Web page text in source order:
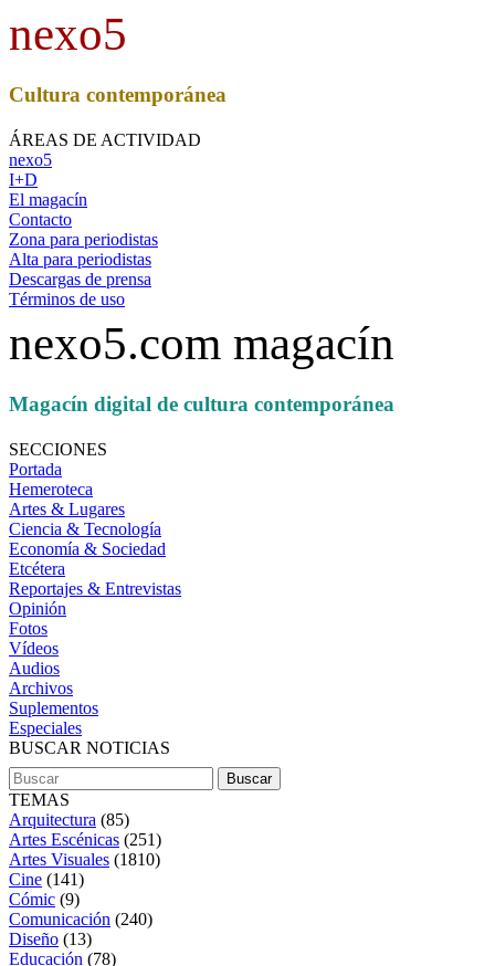
nexo5
Cultura contemporánea
ÁREAS DE ACTIVIDAD
nexo5
I+D
El magacín
Contacto
Zona para periodistas
Alta para periodistas
Descargas de prensa
Términos de uso
nexo5.com magacín
Magacín digital de cultura contemporánea
SECCIONES
Portada
Hemeroteca
Artes & Lugares
Ciencia & Tecnología
Economía & Sociedad
Etcétera
Reportajes & Entrevistas
Opinión
Fotos
Vídeos
Audios
Archivos
Suplementos
Especiales
BUSCAR NOTICIAS
TEMAS
Arquitectura (85)
Artes Escénicas (251)
Artes Visuales (1810)
Cine (141)
Cómic (9)
Comunicación (240)
Diseño (13)
Educación (78)